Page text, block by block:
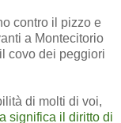
contro il pizzo e
a Montecitorio
covo dei peggiori
di molti di voi,
significa il diritto di